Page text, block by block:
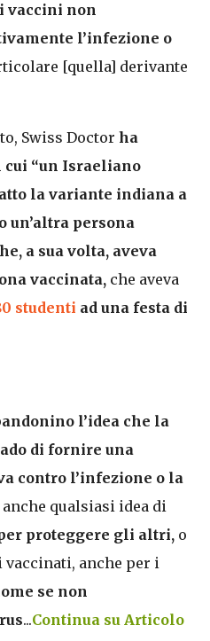
vaccini non
l’infezione o
[quella] derivante
Swiss Doctor ha
cui “un Israeliano
la variante indiana a
un’altra persona
a sua volta, aveva
vaccinata, che aveva
studenti ad una festa di
l’idea che la
di fornire una
contro l’infezione o la
qualsiasi idea di
proteggere gli altri, o
anche per i
se non
...Continua su Articolo